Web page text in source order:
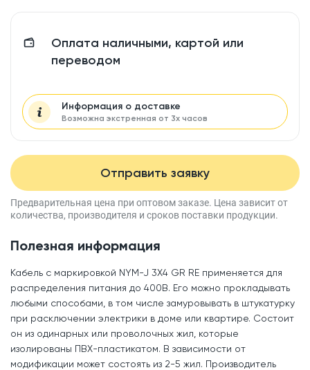
Отправить заявку
Предварительная цена при оптовом заказе. Цена зависит от
количества, производителя и сроков поставки продукции.
Оплата наличными, картой или
переводом
Информация о доставке
Возможна экстренная от 3х часов
Полезная информация
Кабель с маркировкой NYM-J 3X4 GR RE применяется для
распределения питания до 400В. Его можно прокладывать
любыми способами, в том числе замуровывать в штукатурку
при расключении электрики в доме или квартире. Состоит
он из одинарных или проволочных жил, которые
изолированы ПВХ-пластикатом. В зависимости от
модификации может состоять из 2-5 жил. Производитель